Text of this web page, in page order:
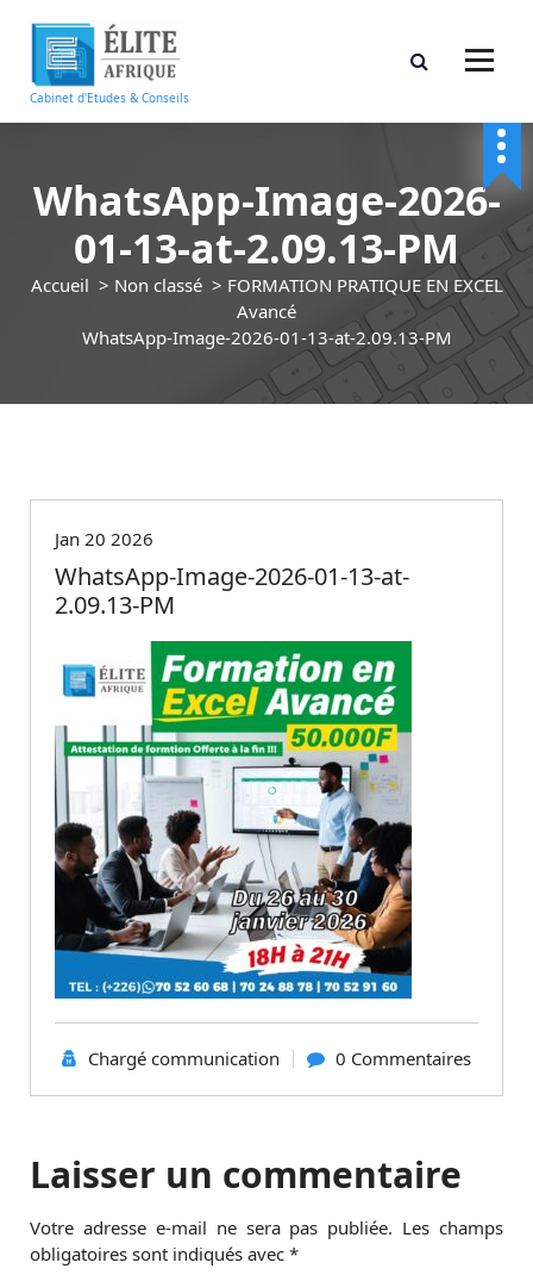
r
Cabinet d'Etudes & Conseils
WhatsApp-Image-2026-
01-13-at-2.09.13-PM
Accueil > Non classé> FORMATION PRATIQUE EN EXCEL
Avancé
WhatsApp-Image-2026-01-13-at-2.09.13-PM
Jan 20 2026
WhatsApp-Image-2026-01-13-at-
2.09.13-PM
Chargé communication 0 Commentaires
Laisser un commentaire
Votre adresse e-mail ne sera pas publiée. Les champs
obligatoires sont indiqués avec *